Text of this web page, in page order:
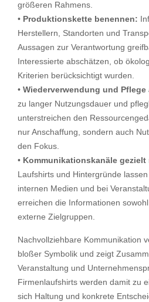
größeren Rahmens.
• Produktionskette benennen:
Herstellern, Standorten und
Aussagen zur Verantwortung
Interessierte abschätzen, ob
Kriterien berücksichtigt wurden.
• Wiederverwendung und Pflege
zu langer Nutzungsdauer und
unterstreichen den
nur Anschaffung, sondern auch
den Fokus.
• Kommunikationskanäle gezielt
Laufshirts und Hintergründe
internen Medien und bei
erreichen die Informationen
externe Zielgruppen.
Nachvollziehbare Kommunikation
bloßer Symbolik und zeigt
Veranstaltung und
Firmenlaufshirts werden damit zu
sich Haltung und konkrete